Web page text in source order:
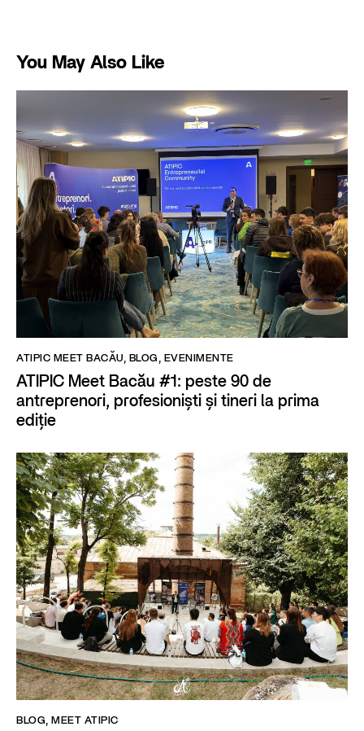
You May Also Like
ATIPIC MEET BACĂU BLOG EVENIMENTE
ATIPIC Meet Bacău #1: peste 90 de
antreprenori, profesioniști și tineri la prima
ediție
BLOG MEET ATIPIC